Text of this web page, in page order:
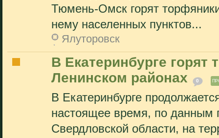
Тюмень-Омск горят
нему населенных пунктов...
Ялуторовск
В Екатеринбурге
Ленинском районах
0
В Екатеринбурге
настоящее время, по
Свердловской области, на